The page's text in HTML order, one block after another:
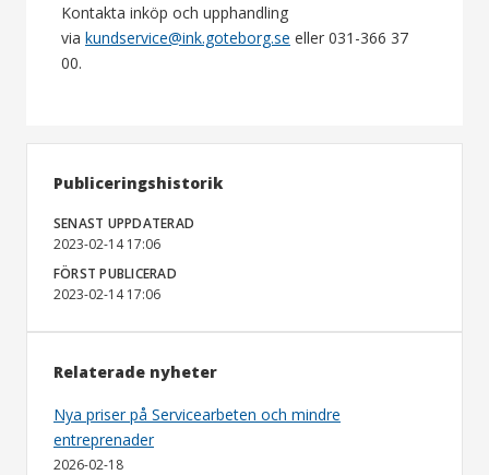
Kontakta inköp och upphandling
via kundservice@ink.goteborg.se eller 031-366 37
00.
Publiceringshistorik
SENAST UPPDATERAD
2023-02-14 17:06
FÖRST PUBLICERAD
2023-02-14 17:06
Relaterade nyheter
Nya priser på Servicearbeten och mindre
entreprenader
2026-02-18